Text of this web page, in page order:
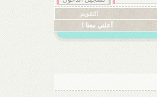
التقويم
أعلني معنا !